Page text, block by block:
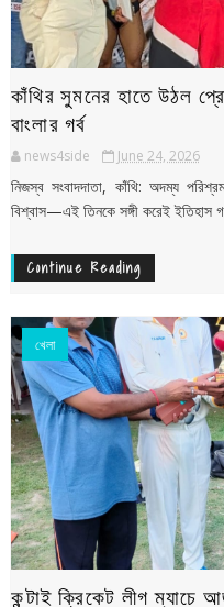
কাঁথির সুমনের হাতে উঠল
বাংলার গর্ব
news4side June 24, 2026
নিজস্ব সংবাদদাতা, কাঁথি: অদম্য
বিশ্বাস—এই তিনকে সঙ্গী করেই ইতিহাস
Continue Reading
খেলা
কন্টাই ক্রিকেট লীগ ম্যাচে